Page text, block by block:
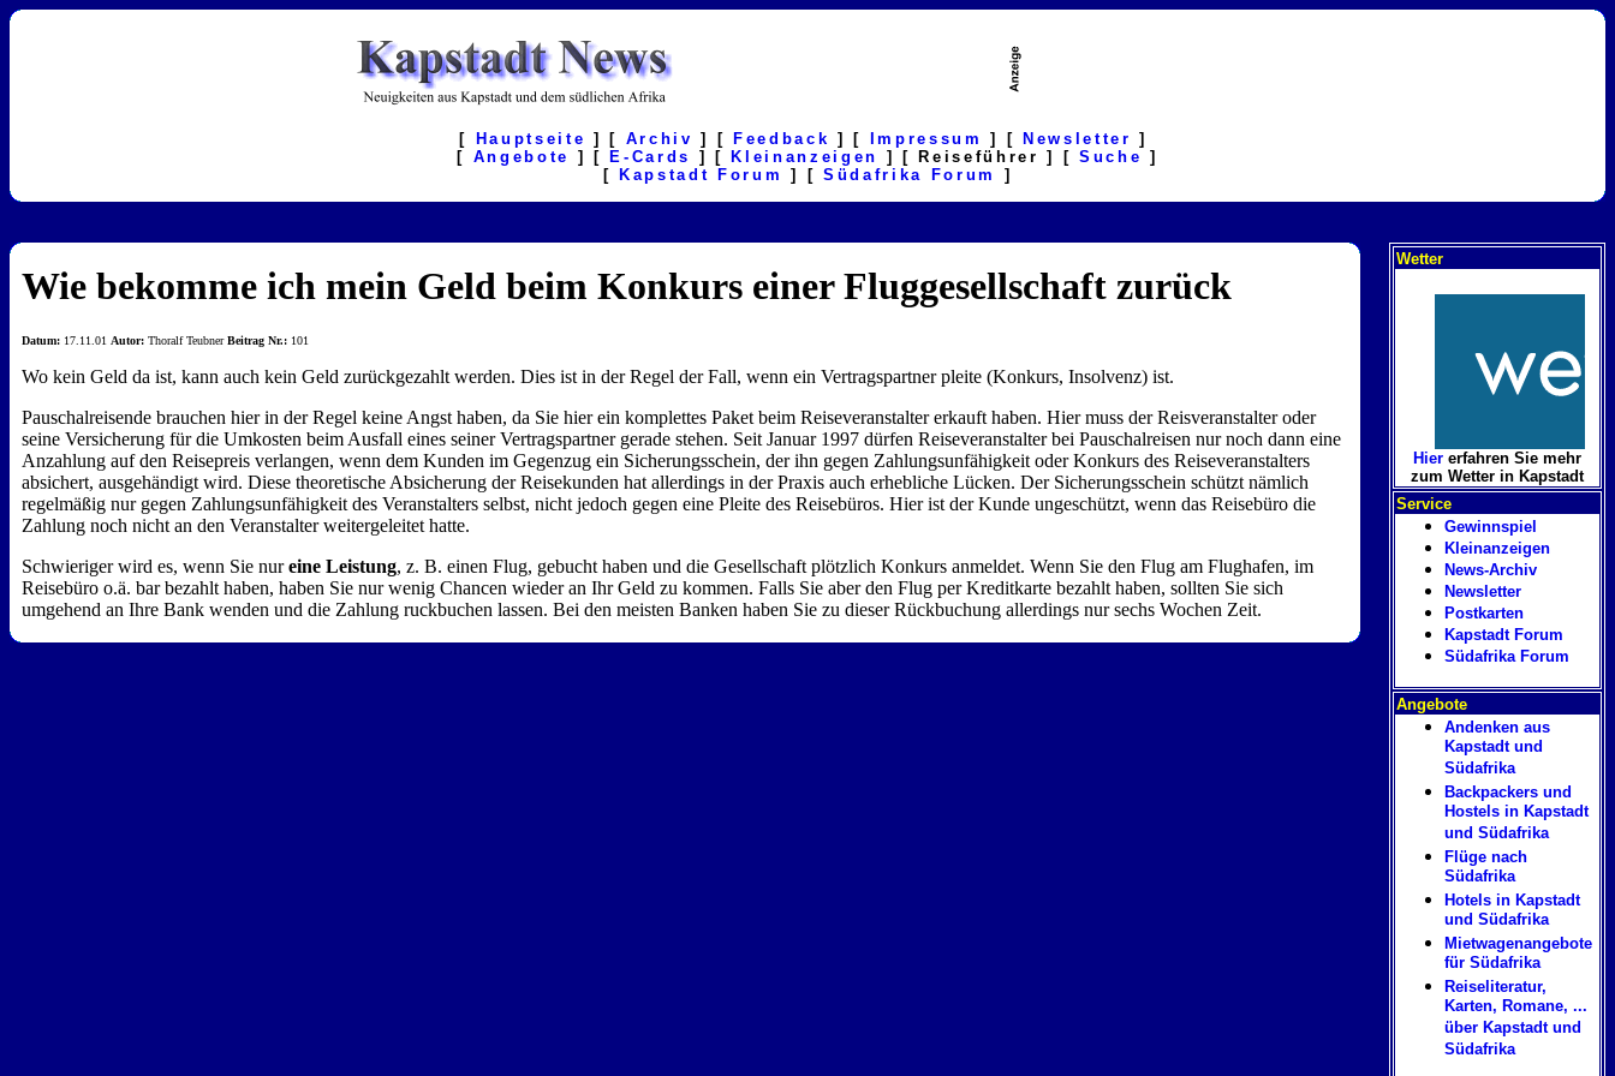
[ Hauptseite ] [ Archiv ] [ Feedback ] [ Impressum ] [ Newsletter ]
[ Angebote ] [ E-Cards ] [ Kleinanzeigen ] [ Reiseführer ] [Suche ]
[
Kapstadt Forum ] [ Südafrika Forum ]
Wie bekomme ich mein Geld beim Konkurs einer Fluggesellschaft zurück
Datum: 17.11.01 Autor: Thoralf TeubnerBeitrag Nr.: 101
Wo kein Geld da ist, kann auch kein Geld zurückgezahlt werden. Dies ist in der Regel der Fall, wenn ein Vertragspartner pleite (Konkurs, Insolvenz) ist.
Pauschalreisende brauchen hier in der Regel keine Angst haben, da Sie hier ein komplettes Paket beim Reiseveranstalter erkauft haben. Hier muss der Reisveranstalter oder
seine Versicherung für die Umkosten beim Ausfall eines seiner Vertragspartner gerade stehen. Seit Januar 1997 dürfen Reiseveranstalter bei Pauschalreisen nur noch dann eine
Anzahlung auf den Reisepreis verlangen, wenn dem Kunden im Gegenzug ein Sicherungsschein, der ihn gegen Zahlungsunfähigkeit oder Konkurs des Reiseveranstalters
absichert, ausgehändigt wird. Diese theoretische Absicherung der Reisekunden hat allerdings in der Praxis auch erhebliche Lücken. Der Sicherungsschein schützt nämlich
regelmäßig nur gegen Zahlungsunfähigkeit des Veranstalters selbst, nicht jedoch gegen eine Pleite des Reisebüros. Hier ist der Kunde ungeschützt, wenn das Reisebüro die
Zahlung noch nicht an den Veranstalter weitergeleitet hatte.
Schwieriger wird es, wenn Sie nureine Leistung, z. B. einen Flug, gebucht haben und die Gesellschaft plötzlich Konkurs anmeldet. Wenn Sie den Flug am Flughafen, im
Reisebüro o.ä. bar bezahlt haben, haben Sie nur wenig Chancen wieder an Ihr Geld zu kommen. Falls Sie aber den Flug per Kreditkarte bezahlt haben, sollten Sie sich
umgehend an Ihre Bank wenden und die Zahlung ruckbuchen lassen. Bei den meisten Banken haben Sie zu dieser Rückbuchung allerdings nur sechs Wochen Zeit.
Wetter
Hier erfahren Sie mehr
zum Wetter in Kapstadt
Service
Gewinnspiel
Kleinanzeigen
News-Archiv
Newsletter
Postkarten
Kapstadt Forum
Südafrika Forum
Angebote
Andenken aus
Kapstadt und
Südafrika
Backpackers und
Hostels in Kapstadt
und Südafrika
Flüge nach
Südafrika
Hotels in Kapstadt
und Südafrika
Mietwagenangebote
für Südafrika
Reiseliteratur,
Karten, Romane, ...
über Kapstadt und
Südafrika